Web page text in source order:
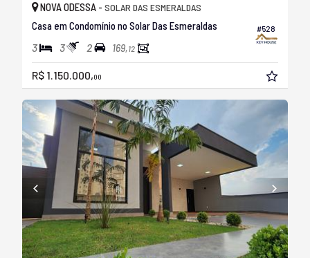
#528
NOVA ODESSA - SOLAR DAS ESMERALDAS
Casa em Condomínio no Solar Das Esmeraldas
3 3 2 169,12
R$ 1.150.000,00